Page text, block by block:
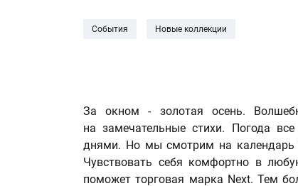
События Новые коллекции
За окном - золотая осень.
на замечательные стихи. Погода
днями. Но мы смотрим на календарь
Чувствовать себя комфортно в
поможет торговая марка Next. Тем